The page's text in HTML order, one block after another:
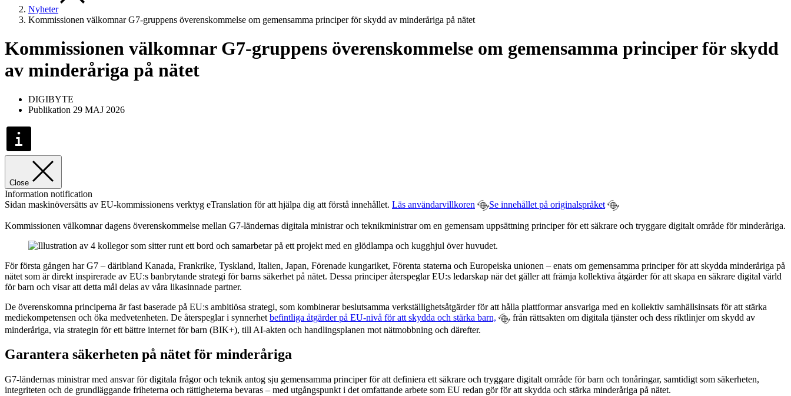
Nyheter
Kommissionen välkomnar G7-gruppens överenskommelse om gemensamma principer för skydd av minderåriga på nätet
Kommissionen välkomnar G7-gruppens överenskommelse om gemensamma principer för skydd
av minderåriga på nätet
DIGIBYTE
Publikation 29 MAJ 2026
Close
Information notification
Sidan maskinöversätts av EU-kommissionens verktyg eTranslation för att hjälpa dig att förstå innehållet. Läs användarvillkoren Se innehållet på originalspråket
Kommissionen välkomnar dagens överenskommelse mellan G7-ländernas digitala ministrar och teknikministrar om en gemensam uppsättning principer för ett säkrare och tryggare digitalt område för minderåriga.
För första gången har G7 – däribland Kanada, Frankrike, Tyskland, Italien, Japan, Förenade kungariket, Förenta staterna och Europeiska unionen – enats om gemensamma principer för att skydda minderåriga på
nätet som är direkt inspirerade av EU:s banbrytande strategi för barns säkerhet på nätet. Dessa principer återspeglar EU:s ledarskap när det gäller att främja kollektiva åtgärder för att skapa en säkrare digital värld
för barn och visar att detta mål delas av våra likasinnade partner.
De överenskomna principerna är fast baserade på EU:s ambitiösa strategi, som kombinerar beslutsamma verkställighetsåtgärder för att hålla plattformar ansvariga med en kollektiv samhällsinsats för att stärka
mediekompetensen och öka medvetenheten. De återspeglar i synnerhet befintliga åtgärder på EU-nivå för att skydda och stärka barn,
från rättsakten om digitala tjänster och dess riktlinjer om skydd av
minderåriga, via strategin för ett bättre internet för barn (BIK+), till AI-akten och handlingsplanen mot nätmobbning och därefter.
Garantera säkerheten på nätet för minderåriga
G7-ländernas ministrar med ansvar för digitala frågor och teknik antog sju gemensamma principer för att definiera ett säkrare och tryggare digitalt område för barn och tonåringar, samtidigt som säkerheten,
integriteten och de grundläggande friheterna och rättigheterna bevaras – med utgångspunkt i det omfattande arbete som EU redan gör för att skydda och stärka minderåriga på nätet.